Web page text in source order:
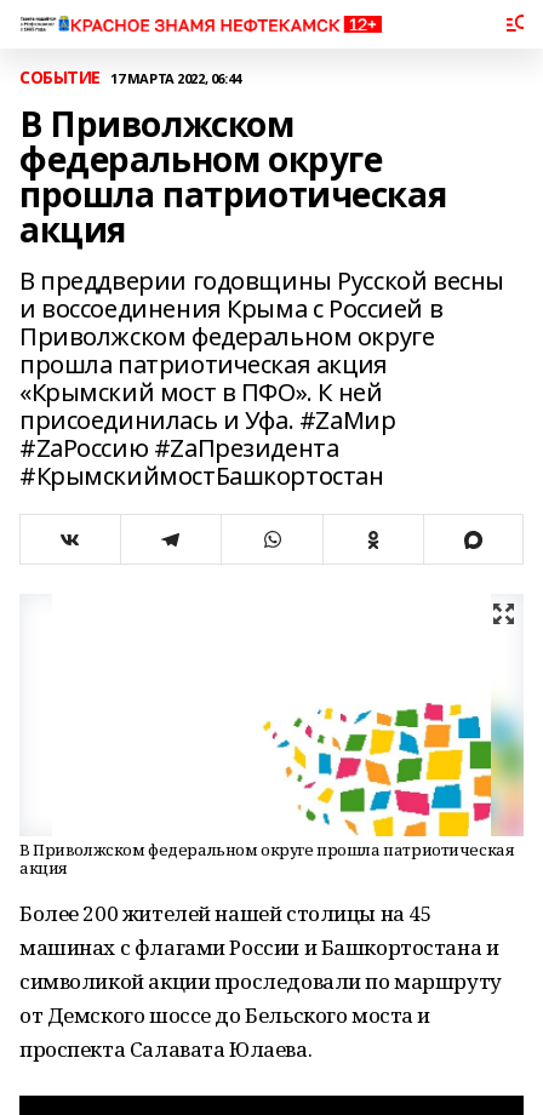
СОБЫТИЕ 17 МАРТА 2022, 06:44
В Приволжском
федеральном округе
прошла патриотическая
акция
В преддверии годовщины Русской весны
и воссоединения Крыма с Россией в
Приволжском федеральном округе
прошла патриотическая акция
«Крымский мост в ПФО». К ней
присоединилась и Уфа. #ZаМир
#ZаРоссию #ZаПрезидента
#КрымскиймостБашкортостан
В Приволжском федеральном округе прошла патриотическая
акция
Более 200 жителей нашей столицы на 45
машинах с флагами России и Башкортостана и
символикой акции проследовали по маршруту
от Демского шоссе до Бельского моста и
проспекта Салавата Юлаева.